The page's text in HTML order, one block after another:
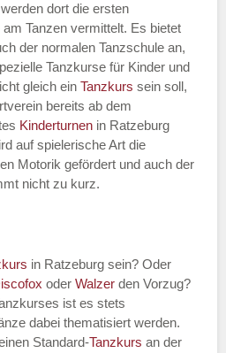
*
dort die ersten
Tanzen vermittelt. Es bietet
der normalen Tanzschule an,
Tanzkurse für Kinder und
gleich ein Tanzkurs sein soll,
bereits ab dem
Kinderturnen in Ratzeburg
auf spielerische Art die
Motorik gefördert und auch der
nicht zu kurz.
in Ratzeburg sein? Oder
oder Walzer den Vorzug?
ist es stets
dabei thematisiert werden.
Standard-Tanzkurs an der